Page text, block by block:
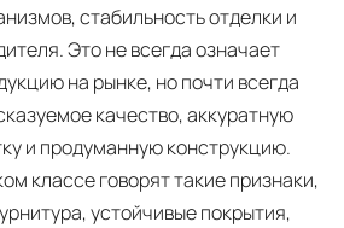
стабильность отделки и
Это не всегда означает
на рынке, но почти всегда
качество, аккуратную
и продуманную конструкцию.
классе говорят такие признаки,
устойчивые покрытия,